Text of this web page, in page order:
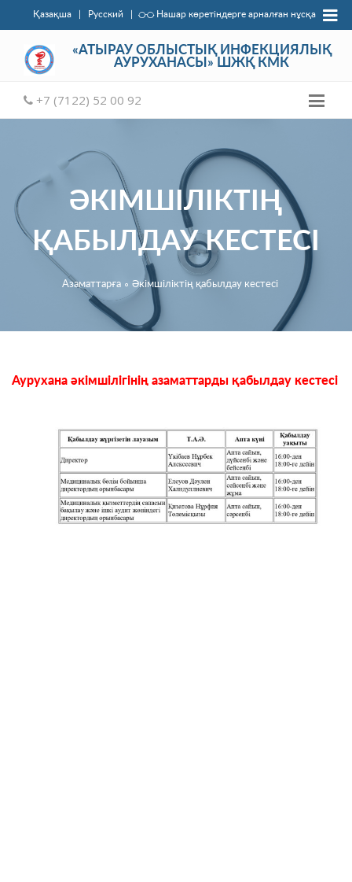
Нашар көретіндерге арналған нұсқа
Қазақша | Русский |
«АТЫРАУ ОБЛЫСТЫҚ ИНФЕКЦИЯЛЫҚ
АУРУХАНАСЫ» ШЖҚ КМК
+7 (7122) 52 00 92
ӘКІМШІЛІКТІҢ
ҚАБЫЛДАУ КЕСТЕСІ
Азаматтарға ∘ Әкімшіліктің қабылдау кестесі
Аурухана әкімшілігінің азаматтарды қабылдау кестесі